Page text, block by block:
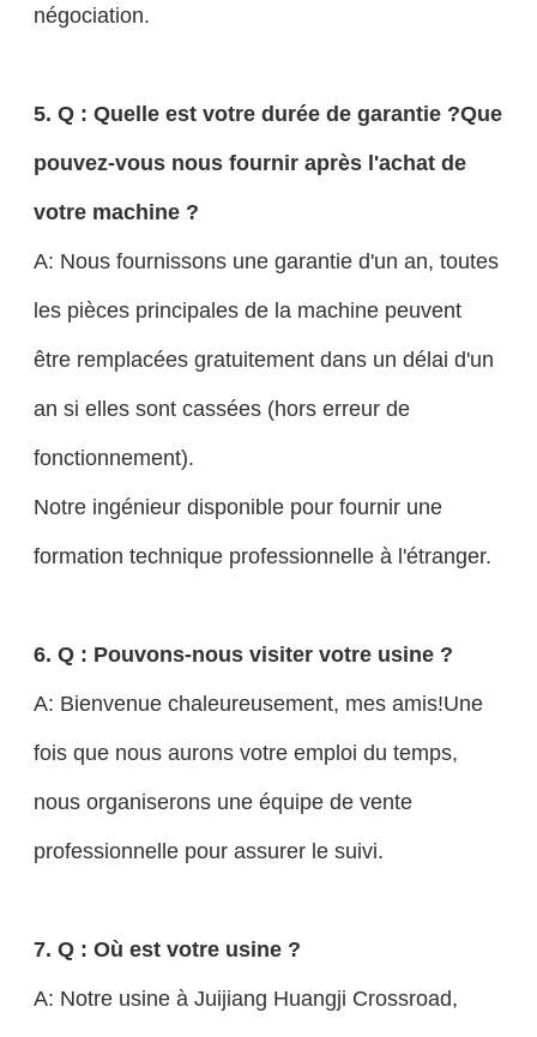
négociation.
5. Q : Quelle est votre durée de garantie ?Que
pouvez-vous nous fournir après l'achat de
votre machine ?
A: Nous fournissons une garantie d'un an, toutes
les pièces principales de la machine peuvent
être remplacées gratuitement dans un délai d'un
an si elles sont cassées (hors erreur de
fonctionnement).
Notre ingénieur disponible pour fournir une
formation technique professionnelle à l'étranger.
6. Q : Pouvons-nous visiter votre usine ?
A: Bienvenue chaleureusement, mes amis!Une
fois que nous aurons votre emploi du temps,
nous organiserons une équipe de vente
professionnelle pour assurer le suivi.
7. Q : Où est votre usine ?
A: Notre usine à Juijiang Huangji Crossroad,